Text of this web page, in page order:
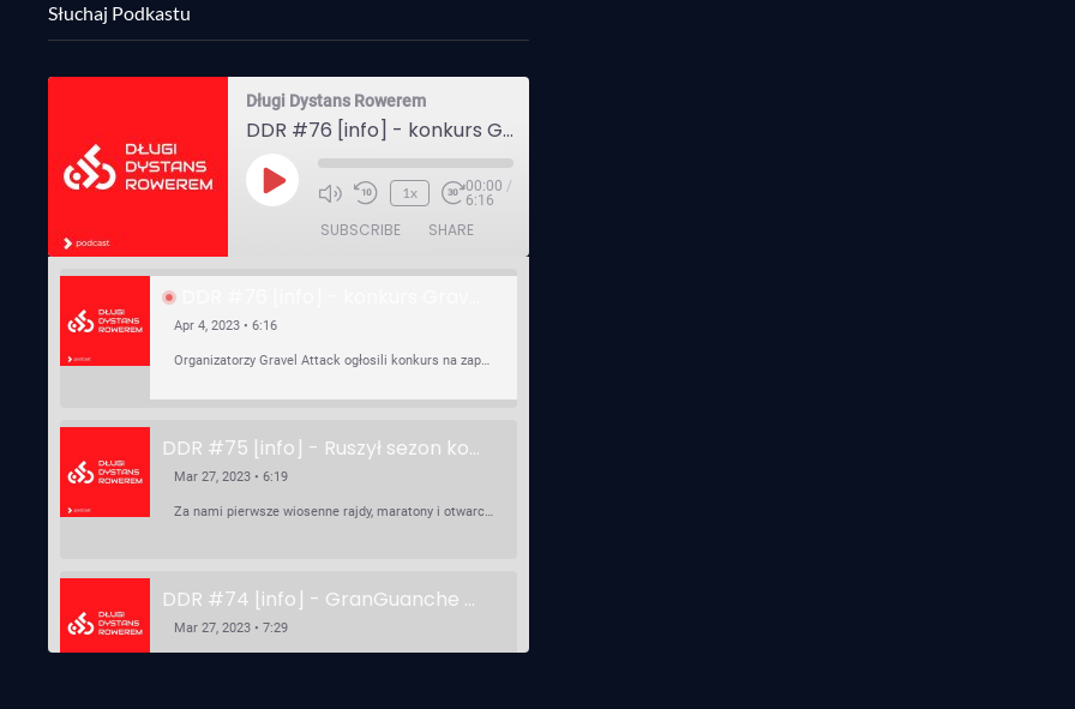
Słuchaj Podkastu
Długi Dystans Rowerem
DDR #76 [info] - konkurs Gravel Attack, Varmia Gravel, Bike Expo, Inspire India Ultra Race
Play
1x 00:00 /
6:16
SUBSCRIBE SHARE
Apr 4, 2023 • 6:16
Organizatorzy Gravel Attack ogłosili konkurs na zaprojektowanie koszulki. Varmia Gravel 2023 przypomina o możliwości podzielenia opłaty startowej na dwie raty 50/50 – na zero procent! …
DDR #75 [info] - Ruszył sezon kolarski! Pierwszy Brevet Race Through Poland, Otwarcie sezonu Rajdy Dla Frajdy, Ankieta Rowerowa, przygotowania do Race Around Poland
Mar 27, 2023 • 6:19
Za nami pierwsze wiosenne rajdy, maratony i otwarcia sezonu, choć w Gdańsku zima nie powiedziała jeszcze ostatniego słowa bo właśnie pada śnieg. Linki: ⁠http://watahaultrarace.pl/⁠⁠https://rajdydlafrajdy.pl/⁠https://brevety.pl/brevets⁠⁠https://racearoundpoland.pl/⁠⁠https://granguanche.com/audax/audaxgravel/⁠⁠Ankieta Rowerowa…
DDR #74 [info] - GranGuanche Gravel startuje w piątek! Wataha Ultra Race Wiosna - zaprasza Mateusz Szafraniec. Dwie samochwałki
Mar 27, 2023 • 7:29